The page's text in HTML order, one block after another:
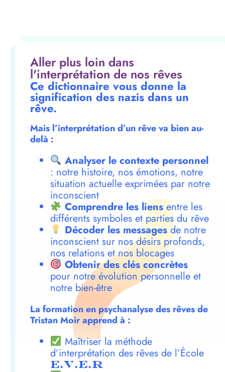
Aller plus loin dans
l'interprétation de nos rêves
Ce dictionnaire vous donne la
signification des nazis dans un
rêve.
Mais l’interprétation d’un rêve va bien au-
delà :
Analyser le contexte personnel
: notre histoire, nos émotions, notre
situation actuelle exprimées par notre
inconscient
Comprendre les liensentre les
différents symboles et parties du rêve
Décoder les messagesde notre
inconscient sur nos désirs profonds,
nos relations et nos blocages
Obtenir des clés concrètes
pour notre évolution personnelle et
notre bien-être
La formation en psychanalyse des rêves de
Tristan Moir apprend à :
Maîtriser la méthode
d’interprétation des rêves de l’École
E.V.E.R